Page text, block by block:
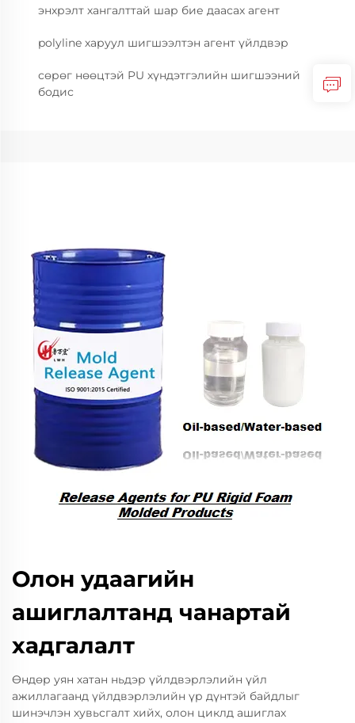
энхрэлт хангалттай шар бие даасах агент
polyline харуул шигшээлтэн агент үйлдвэр
сөрөг нөөцтэй PU хүндэтгэлийн шигшээний
бодис
Олон удаагийн
ашиглалтанд чанартай
хадгалалт
Өндөр уян хатан ньдэр үйлдвэрлэлийн үйл
ажиллагаанд үйлдвэрлэлийн үр дүнтэй байдлыг
шинэчлэн хувьсгалт хийх, олон циклд ашиглах